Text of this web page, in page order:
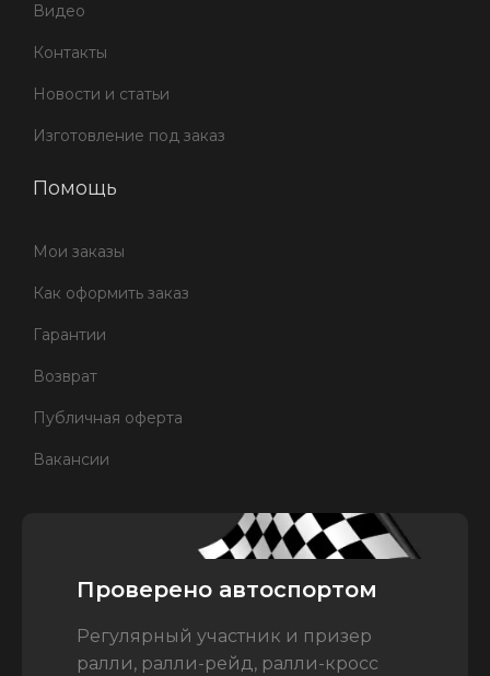
Видео
Контакты
Новости и статьи
Изготовление под заказ
Помощь
Мои заказы
Как оформить заказ
Гарантии
Возврат
Публичная оферта
Вакансии
Проверено автоспортом
Регулярный участник и призер
ралли, ралли-рейд, ралли-кросс